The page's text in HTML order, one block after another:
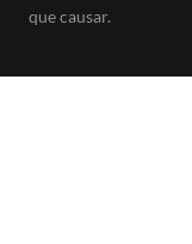
que causar.